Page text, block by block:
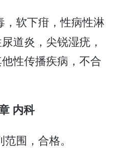
，软下疳，性病性淋
道炎，尖锐湿疣，
性传播疾病，不合
内科
围，合格。